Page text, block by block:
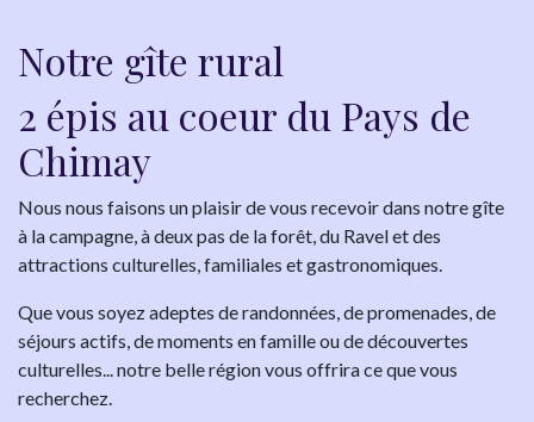
Notre gîte rural
2 épis au coeur du Pays de
Chimay
Nous nous faisons un plaisir de vous recevoir dans notre gîte
à la campagne, à deux pas de la forêt, du Ravel et des
attractions culturelles, familiales et gastronomiques.
Que vous soyez adeptes de randonnées, de promenades, de
séjours actifs, de moments en famille ou de découvertes
culturelles... notre belle région vous offrira ce que vous
recherchez.